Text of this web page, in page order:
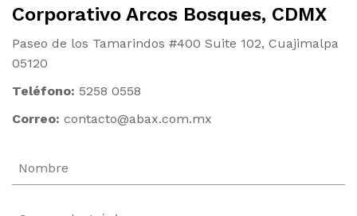
Corporativo Arcos Bosques, CDMX
Paseo de los Tamarindos #400 Suite 102, Cuajimalpa
05120
Teléfono: 5258 0558
Correo: contacto@abax.com.mx